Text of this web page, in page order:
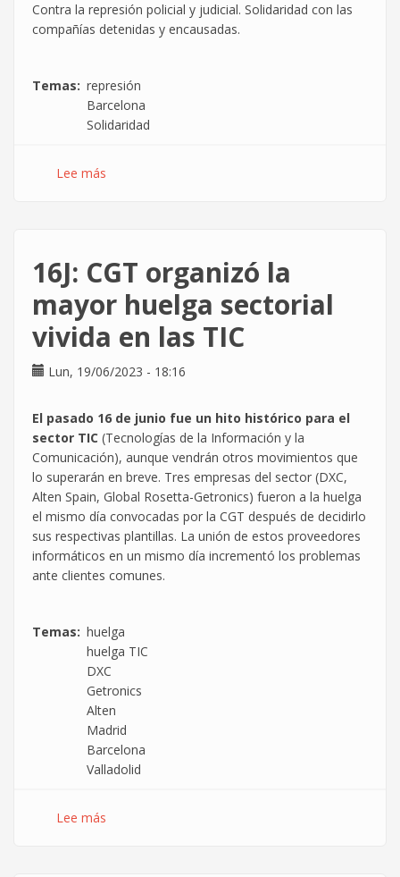
Contra la represión policial y judicial. Solidaridad con las
compañías detenidas y encausadas.
Temas
represión
Barcelona
Solidaridad
Lee más
los
días
18
y
19
Junio
Barcelona
por
hechos
relacionados
con
la
lucha
sindical
y
por
derechos
16J: CGT organizó la
mayor huelga sectorial
vivida en las TIC
Lun, 19/06/2023 - 18:16
El pasado 16 de junio fue un hito histórico para el
sector TIC (Tecnologías de la Información y la
Comunicación), aunque vendrán otros movimientos que
lo superarán en breve. Tres empresas del sector (DXC,
Alten Spain, Global Rosetta-Getronics) fueron a la huelga
el mismo día convocadas por la CGT después de decidirlo
sus respectivas plantillas. La unión de estos proveedores
informáticos en un mismo día incrementó los problemas
ante clientes comunes.
Temas
huelga
huelga TIC
DXC
Getronics
Alten
Madrid
Barcelona
Valladolid
Lee más